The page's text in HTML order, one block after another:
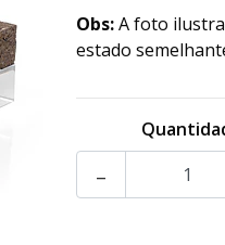
Obs:A foto
estado
-